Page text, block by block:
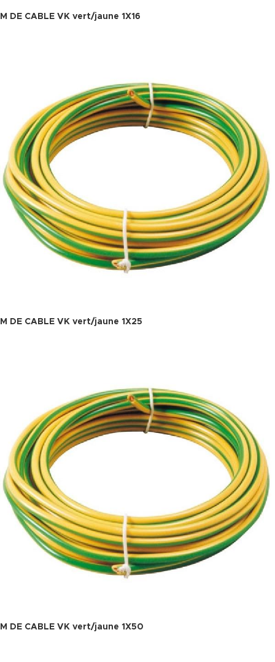
M DE CABLE VK vert/jaune 1X16
M DE CABLE VK vert/jaune 1X25
M DE CABLE VK vert/jaune 1X50